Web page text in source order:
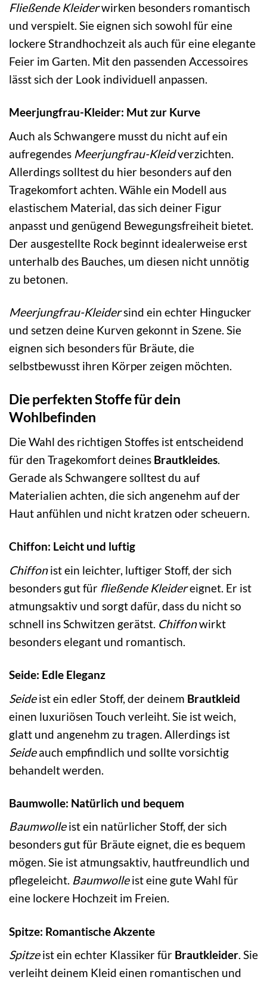
Fließende Kleiderwirken besonders romantisch
und verspielt. Sie eignen sich sowohl für eine
lockere Strandhochzeit als auch für eine elegante
Feier im Garten. Mit den passenden Accessoires
lässt sich der Look individuell anpassen.
Meerjungfrau-Kleider: Mut zur Kurve
Auch als Schwangere musst du nicht auf ein
aufregendes Meerjungfrau-Kleidverzichten.
Allerdings solltest du hier besonders auf den
Tragekomfort achten. Wähle ein Modell aus
elastischem Material, das sich deiner Figur
anpasst und genügend Bewegungsfreiheit bietet.
Der ausgestellte Rock beginnt idealerweise erst
unterhalb des Bauches, um diesen nicht unnötig
zu betonen.
Meerjungfrau-Kleidersind ein echter Hingucker
und setzen deine Kurven gekonnt in Szene. Sie
eignen sich besonders für Bräute, die
selbstbewusst ihren Körper zeigen möchten.
Die perfekten Stoffe für dein
Wohlbefinden
Die Wahl des richtigen Stoffes ist entscheidend
für den Tragekomfort deines Brautkleides.
Gerade als Schwangere solltest du auf
Materialien achten, die sich angenehm auf der
Haut anfühlen und nicht kratzen oder scheuern.
Chiffon: Leicht und luftig
Chiffonist ein leichter, luftiger Stoff, der sich
besonders gut für fließende Kleidereignet. Er ist
atmungsaktiv und sorgt dafür, dass du nicht so
schnell ins Schwitzen gerätst. Chiffonwirkt
besonders elegant und romantisch.
Seide: Edle Eleganz
Seideist ein edler Stoff, der deinem Brautkleid
einen luxuriösen Touch verleiht. Sie ist weich,
glatt und angenehm zu tragen. Allerdings ist
Seideauch empfindlich und sollte vorsichtig
behandelt werden.
Baumwolle: Natürlich und bequem
Baumwolleist ein natürlicher Stoff, der sich
besonders gut für Bräute eignet, die es bequem
mögen. Sie ist atmungsaktiv, hautfreundlich und
pflegeleicht. Baumwolleist eine gute Wahl für
eine lockere Hochzeit im Freien.
Spitze: Romantische Akzente
Spitzeist ein echter Klassiker für Brautkleider. Sie
verleiht deinem Kleid einen romantischen und